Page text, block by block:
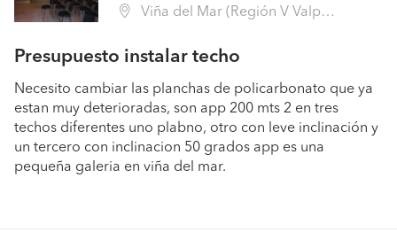
Viña del Mar (Región V Valparaíso - Valparaíso)
Presupuesto instalar techo
Necesito cambiar las planchas de policarbonato que ya
estan muy deterioradas, son app 200 mts 2 en tres
techos diferentes uno plabno, otro con leve inclinación y
un tercero con inclinacion 50 grados app es una
pequeña galeria en viña del mar.